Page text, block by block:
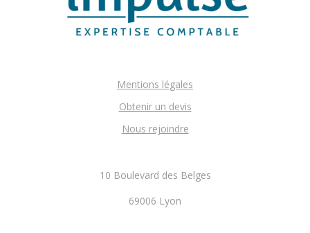
Mentions légales
Obtenir un devis
Nous rejoindre
10 Boulevard des Belges
69006 Lyon